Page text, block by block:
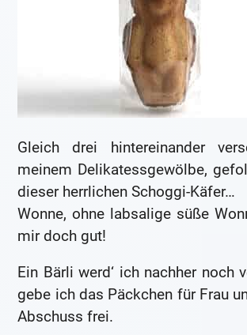
Gleich drei hintereinander
meinem Delikatessgewölbe,
dieser herrlichen Schoggi-Käfer…
Wonne, ohne labsalige süße
mir doch gut!
Ein Bärli werd‘ ich nachher noch
gebe ich das Päckchen für Frau
Abschuss frei.